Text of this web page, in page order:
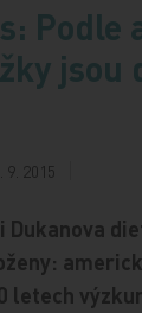
Podle
jsou
9. 2015
Dukanova
letech